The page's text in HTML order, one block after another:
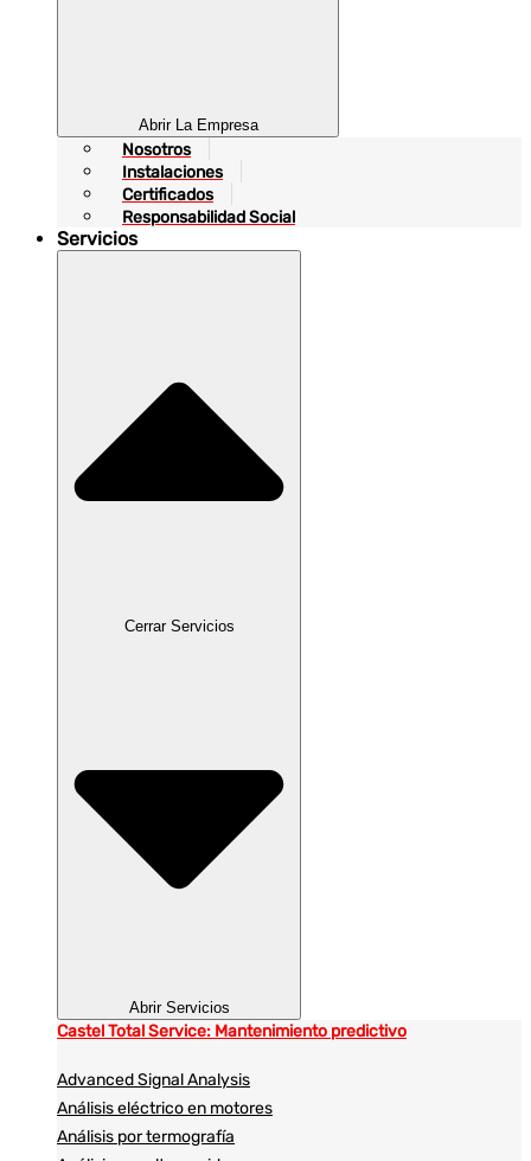
Abrir La Empresa
Nosotros
Instalaciones
Certificados
Responsabilidad Social
Servicios
Cerrar Servicios
Abrir Servicios
Castel Total Service: Mantenimiento predictivo
Advanced Signal Analysis
Análisis eléctrico en motores
Análisis por termografía